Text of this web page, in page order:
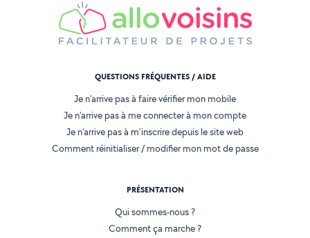
QUESTIONS FRÉQUENTES / AIDE
Je n'arrive pas à faire vérifier mon mobile
Je n'arrive pas à me connecter à mon compte
Je n'arrive pas à m'inscrire depuis le site web
Comment réinitialiser / modifier mon mot de passe
PRÉSENTATION
Qui sommes-nous ?
Comment ça marche ?